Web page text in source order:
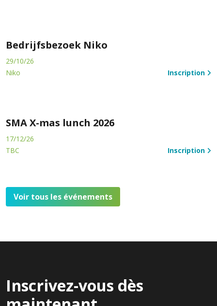
Bedrijfsbezoek Niko
29/10/26
Niko
Inscription
SMA X-mas lunch 2026
17/12/26
TBC
Inscription
Voir tous les événements
Inscrivez-vous dès